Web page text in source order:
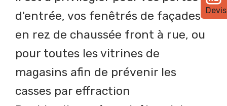
Devis
d'entrée, vos fenêtrés de façades
en rez de chaussée front à rue, ou
pour toutes les vitrines de
magasins afin de prévenir les
casses par effraction